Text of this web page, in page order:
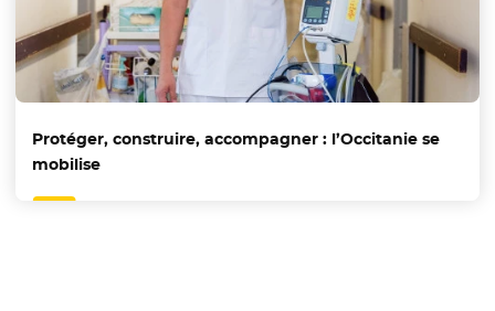
Protéger, construire, accompagner : l’Occitanie se
mobilise